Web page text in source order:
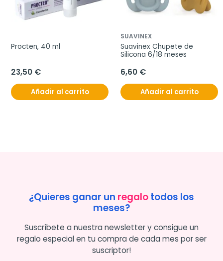
Procten, 40 ml
23,50 €
Añadir al carrito
SUAVINEX
Suavinex Chupete de
Silicona 6/18 meses
6,60 €
Añadir al carrito
¿Quieres ganar un regalotodos los
meses?
Suscríbete a nuestra newsletter y consigue un
regalo especial en tu compra de cada mes por ser
suscriptor!